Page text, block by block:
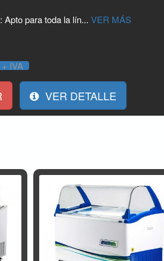
Apto para toda la lín...VER MÁS
+ IVA
VER DETALLE